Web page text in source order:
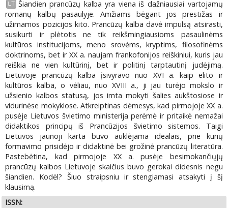
LT Šiandien prancūzų kalba yra viena iš dažniausiai vartojamų
romanų kalbų pasaulyje. Amžiams bėgant jos prestižas ir
užimamos pozicijos kito. Prancūzų kalba davė impulsą atsirasti,
susikurti ir plėtotis ne tik reikšmingiausioms pasaulinėms
kultūros institucijoms, meno srovėms, kryptims, filosofinėms
doktrinoms, bet ir XX a. naujam frankofonijos reiškiniui, kuris jau
reiškia ne vien kultūrinį, bet ir politinį tarptautinį judėjimą.
Lietuvoje prancūzų kalba įsivyravo nuo XVI a. kaip elito ir
kultūros kalba, o vėliau, nuo XVIII a., ji jau turėjo mokslo ir
užsienio kalbos statusą, jos imta mokyti šalies aukštosiose ir
vidurinėse mokyklose. Atkreiptinas dėmesys, kad pirmojoje XX a.
pusėje Lietuvos švietimo ministerija perėmė ir pritaikė nemažai
didaktikos principų iš Prancūzijos švietimo sistemos. Taigi
Lietuvos jaunoji karta buvo auklėjama idealais, prie kurių
formavimo prisidėjo ir didaktinė bei grožinė prancūzų literatūra.
Pastebėtina, kad pirmojoje XX a. pusėje besimokančiųjų
prancūzų kalbos Lietuvoje skaičius buvo gerokai didesnis negu
šiandien. Kodėl? Šiuo straipsniu ir stengiamasi atsakyti į šį
klausimą.
ISSN: